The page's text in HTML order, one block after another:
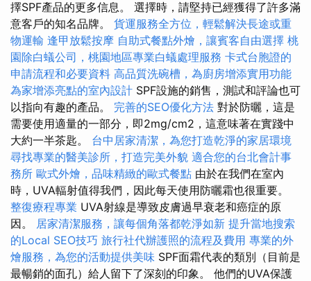
擇SPF產品的更多信息。 選擇時，請堅持已經獲得了許多滿
意客戶的知名品牌。 貨運服務全方位，輕鬆解決長途或重
物運輸 逢甲放鬆按摩 自助式餐點外燴，讓賓客自由選擇 桃
園除白蟻公司，桃園地區專業白蟻處理服務 卡式台胞證的
申請流程和必要資料 高品質洗碗槽，為廚房增添實用功能
為家增添亮點的室內設計 SPF設施的銷售，測試和評論也可
以指向有趣的產品。 完善的SEO優化方法 對於防曬，這是
需要使用適量的一部分，即2mg/cm2，這意味著在實踐中
大約一半茶匙。 台中居家清潔，為您打造乾淨的家居環境
尋找專業的醫美診所，打造完美外貌 適合您的台北會計事
務所 歐式外燴，品味精緻的歐式餐點 由於在我們在室內
時，UVA輻射值得我們，因此每天使用防曬霜也很重要。
整復療程專業 UVA射線是導致皮膚過早衰老和癌症的原
因。 居家清潔服務，讓每個角落都乾淨如新 提升當地搜索
的Local SEO技巧 旅行社代辦護照的流程及費用 專業的外
燴服務，為您的活動提供美味 SPF面霜代表的類別（目前是
最暢銷的面孔）給人留下了深刻的印象。 他們的UVA保護